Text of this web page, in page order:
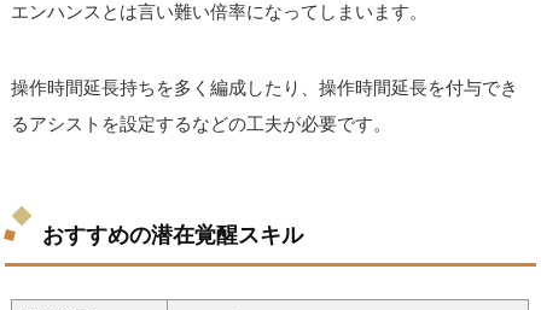
エンハンスとは言い難い倍率になってしまいます。
操作時間延長持ちを多く編成したり、操作時間延長を付与でき
るアシストを設定するなどの工夫が必要です。
おすすめの潜在覚醒スキル